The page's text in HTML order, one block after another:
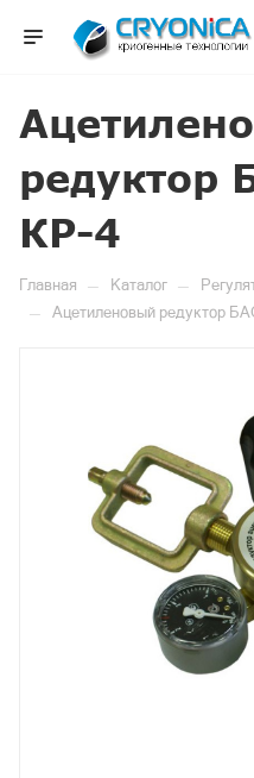
редуктор
КР-4
Главная — Каталог —
— Ацетиленовый редуктор